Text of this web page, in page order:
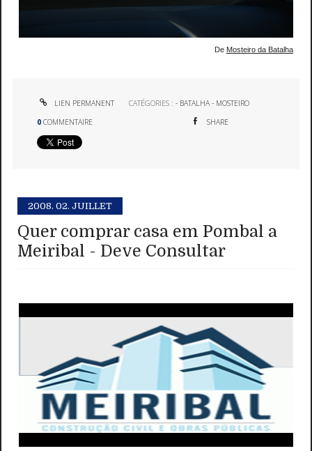
De Mosteiro da Batalha
LIEN PERMANENT CATÉGORIES :- BATALHA - MOSTEIRO
0 COMMENTAIRE SHARE
2008. 02. JUILLET
Quer comprar casa em Pombal a
Meiribal - Deve Consultar